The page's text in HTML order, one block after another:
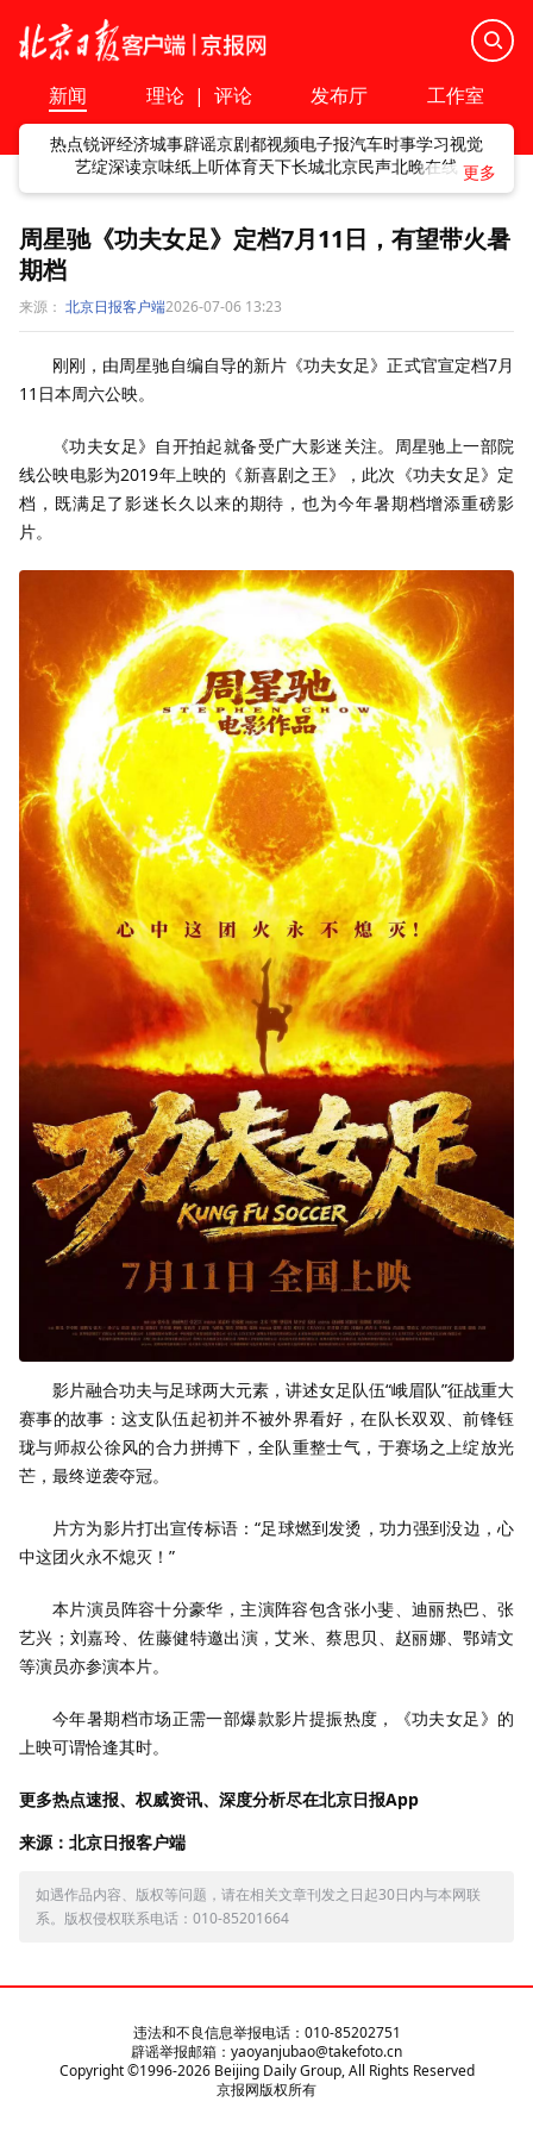
新闻 理论 | 评论 发布厅 工作室
热点锐评经济城事辟谣京剧都视频电子报汽车时事学习视觉
艺绽深读京味纸上听体育天下长城北京民声北晚在线
周星驰《功夫女足》定档7月11日，有望带火暑
期档
来源： 北京日报客户端2026-07-06 13:23
刚刚，由周星驰自编自导的新片《功夫女足》正式官宣定档7月
11日本周六公映。
《功夫女足》自开拍起就备受广大影迷关注。周星驰上一部院
线公映电影为2019年上映的《新喜剧之王》，此次《功夫女足》定
档，既满足了影迷长久以来的期待，也为今年暑期档增添重磅影
片。
影片融合功夫与足球两大元素，讲述女足队伍“峨眉队”征战重大
赛事的故事：这支队伍起初并不被外界看好，在队长双双、前锋钰
珑与师叔公徐风的合力拼搏下，全队重整士气，于赛场之上绽放光
芒，最终逆袭夺冠。
片方为影片打出宣传标语：“足球燃到发烫，功力强到没边，心
中这团火永不熄灭！”
本片演员阵容十分豪华，主演阵容包含张小斐、迪丽热巴、张
艺兴；刘嘉玲、佐藤健特邀出演，艾米、蔡思贝、赵丽娜、鄂靖文
等演员亦参演本片。
今年暑期档市场正需一部爆款影片提振热度，《功夫女足》的
上映可谓恰逢其时。
更多热点速报、权威资讯、深度分析尽在北京日报App
来源：北京日报客户端
如遇作品内容、版权等问题，请在相关文章刊发之日起30日内与本网联
系。版权侵权联系电话：010-85201664
违法和不良信息举报电话：010-85202751
辟谣举报邮箱：yaoyanjubao@takefoto.cn
Copyright ©1996-2026Beijing Daily Group, All Rights Reserved
京报网版权所有